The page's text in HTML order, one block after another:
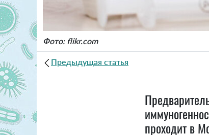
Фото: flikr.com
Предыдущая статья
проходит в